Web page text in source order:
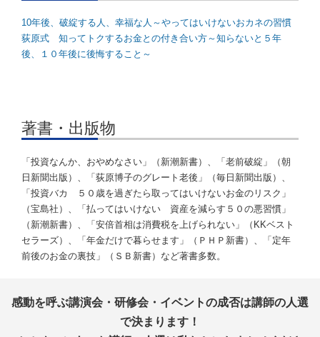
10年後、破綻する人、幸福な人～やってはいけないおカネの習慣
荻原式 知ってトクするお金との付き合い方～知らないと５年
後、１０年後に後悔すること～
著書・出版物
「投資なんか、おやめなさい」（新潮新書）、「老前破綻」（朝
日新聞出版）、「荻原博子のグレート老後」（毎日新聞出版）、
「投資バカ ５０歳を過ぎたら取ってはいけないお金のリスク」
（宝島社）、「払ってはいけない 資産を減らす５０の悪習慣」
（新潮新書）、「安倍首相は消費税を上げられない」（KKベスト
セラーズ）、「年金だけで暮らせます」（ＰＨＰ新書）、「定年
前後のお金の裏技」（ＳＢ新書）など著書多数。
感動を呼ぶ講演会・研修会・イベントの成否は講師の人選
で決まります！